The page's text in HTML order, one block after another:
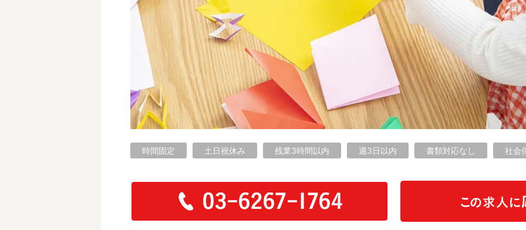
時間固定 土日祝休み 残業3時間以内 週3日以内 書類対応なし 社会
〜